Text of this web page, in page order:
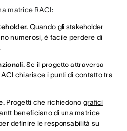
matrice RACI:
Quando gli stakeholder
numerosi, è facile perdere di
Se il progetto attraversa
chiarisce i punti di contatto tra
Progetti che richiedono grafici
beneficiano di una matrice
definire le responsabilità su